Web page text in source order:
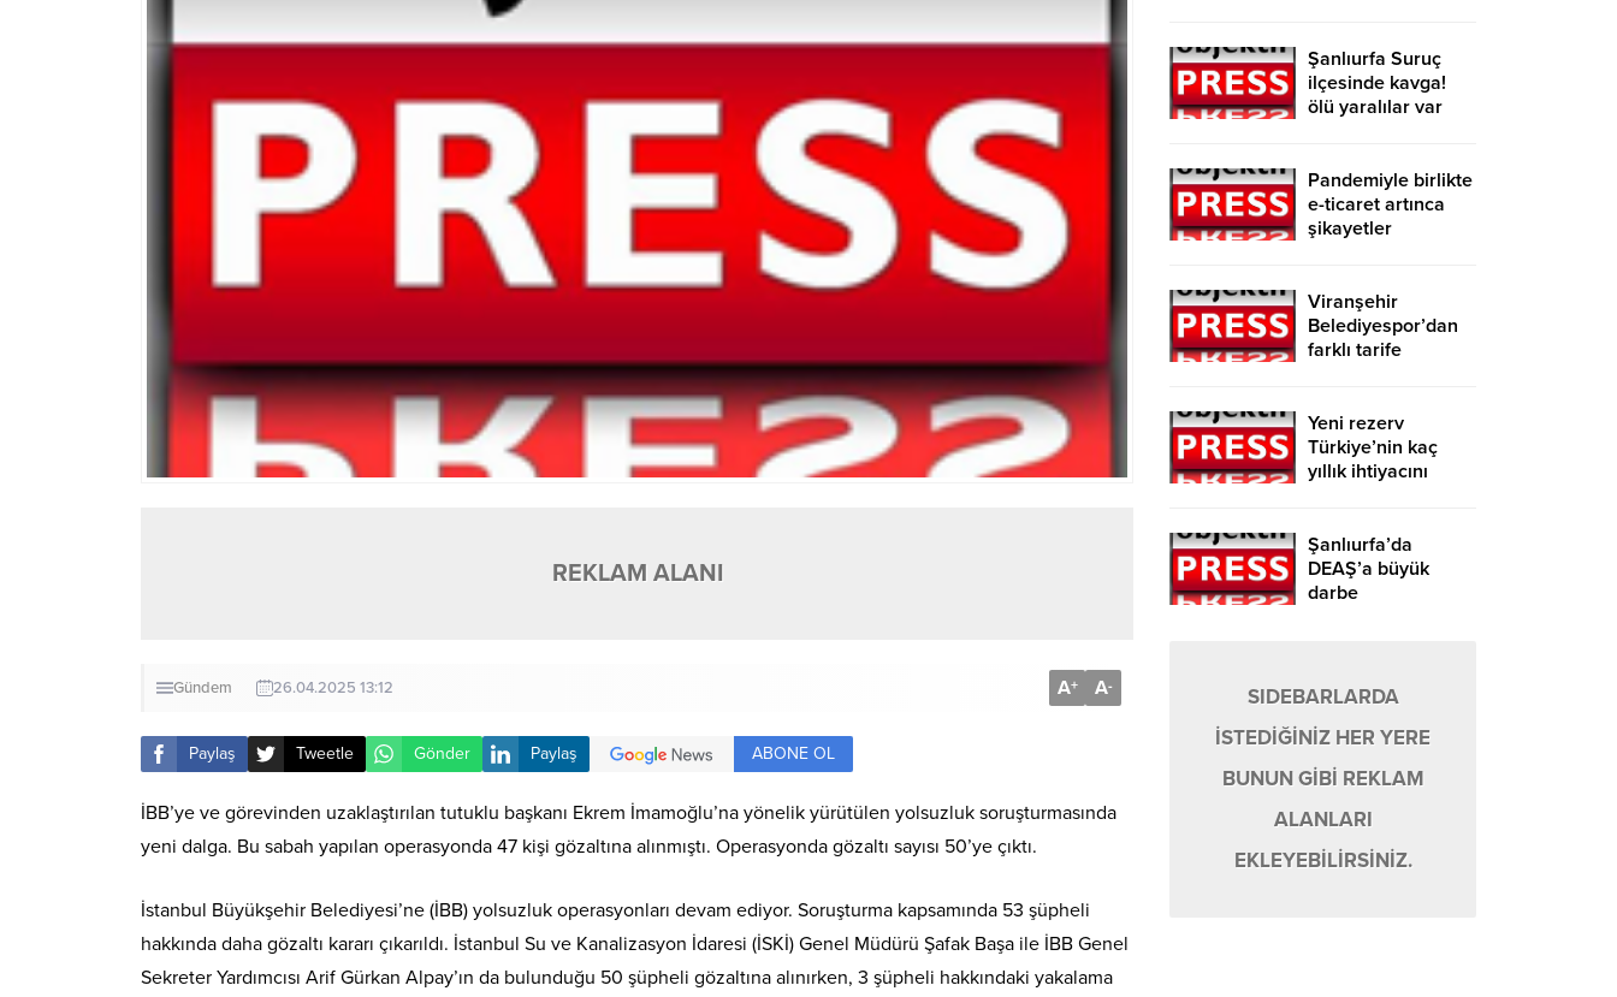
REKLAM ALANI
Gündem 26.04.2025 13:12 A+ A-
Paylaş Tweetle Gönder Paylaş ABONE OL
İBB’ye ve görevinden uzaklaştırılan tutuklu başkanı Ekrem İmamoğlu’na yönelik yürütülen yolsuzluk soruşturmasında
yeni dalga. Bu sabah yapılan operasyonda 47 kişi gözaltına alınmıştı. Operasyonda gözaltı sayısı 50’ye çıktı.
İstanbul Büyükşehir Belediyesi’ne (İBB) yolsuzluk operasyonları devam ediyor. Soruşturma kapsamında 53 şüpheli
hakkında daha gözaltı kararı çıkarıldı. İstanbul Su ve Kanalizasyon İdaresi (İSKİ) Genel Müdürü Şafak Başa ile İBB Genel
Sekreter Yardımcısı Arif Gürkan Alpay’ın da bulunduğu 50 şüpheli gözaltına alınırken, 3 şüpheli hakkındaki yakalama
Şanlıurfa Suruç
ilçesinde kavga!
ölü yaralılar var
Pandemiyle birlikte
e-ticaret artınca
şikayetler
Viranşehir
Belediyespor’dan
farklı tarife
Yeni rezerv
Türkiye’nin kaç
yıllık ihtiyacını
Şanlıurfa’da
DEAŞ’a büyük
darbe
SIDEBARLARDA
İSTEDİĞİNİZ HER YERE
BUNUN GİBİ REKLAM
ALANLARI
EKLEYEBİLİRSİNİZ.